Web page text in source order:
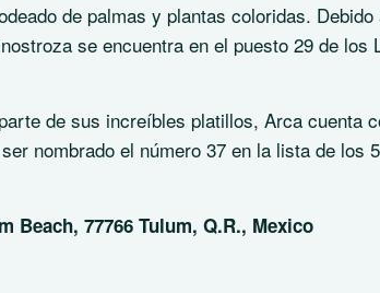
de palmas y plantas coloridas.
se encuentra en el puesto 29 de los
de sus increíbles platillos, Arca cuenta
nombrado el número 37 en la lista de los
Beach, 77766 Tulum, Q.R., Mexico